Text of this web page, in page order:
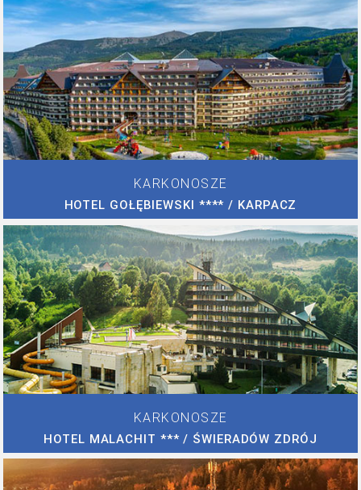
KARKONOSZE
HOTEL GOŁĘBIEWSKI **** / KARPACZ
KARKONOSZE
HOTEL MALACHIT *** / ŚWIERADÓW ZDRÓJ